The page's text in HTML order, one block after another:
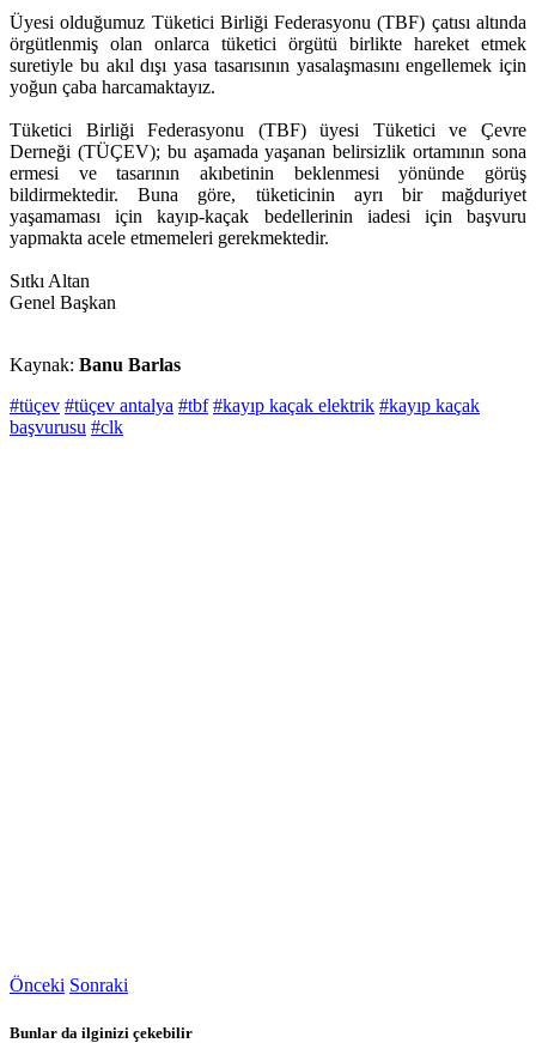
Üyesi olduğumuz Tüketici Birliği Federasyonu (TBF) çatısı altında
örgütlenmiş olan onlarca tüketici örgütü birlikte hareket etmek
suretiyle bu akıl dışı yasa tasarısının yasalaşmasını engellemek için
yoğun çaba harcamaktayız.
Tüketici Birliği Federasyonu (TBF) üyesi Tüketici ve Çevre
Derneği (TÜÇEV); bu aşamada yaşanan belirsizlik ortamının sona
ermesi ve tasarının akıbetinin beklenmesi yönünde görüş
bildirmektedir. Buna göre, tüketicinin ayrı bir mağduriyet
yaşamaması için kayıp-kaçak bedellerinin iadesi için başvuru
yapmakta acele etmemeleri gerekmektedir.
Sıtkı Altan
Genel Başkan
Kaynak: Banu Barlas
#tüçev #tüçev antalya #tbf #kayıp kaçak elektrik #kayıp kaçak
başvurusu #clk
Önceki Sonraki
Bunlar da ilginizi çekebilir